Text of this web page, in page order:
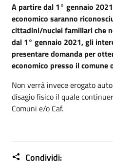
A partire dal 1° gennaio
economico saranno
cittadini/nuclei familiari che
dal 1° gennaio 2021, gli
presentare domanda per
economico presso il comune
Non verrà invece erogato
disagio fisico il quale
Comuni e/o Caf.
Condividi: